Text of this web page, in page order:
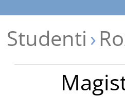
Studenti